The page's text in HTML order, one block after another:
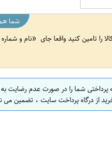
شما
را تامین کنید واقعا جای
نام و
پرداختی شما را در صورت عدم
از درگاه پرداخت سایت ، تضمین می